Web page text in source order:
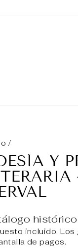
/
Y
incluido. Los
de pagos.